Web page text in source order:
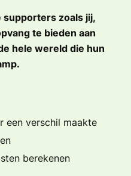
supporters zoals jij,
te bieden aan
hele wereld die hun
een verschil maakte
berekenen